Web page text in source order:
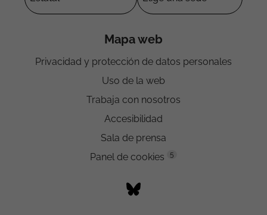
Mapa web
Privacidad y protección de datos personales
Uso de la web
Trabaja con nosotros
Accesibilidad
Sala de prensa
Panel de cookies
5